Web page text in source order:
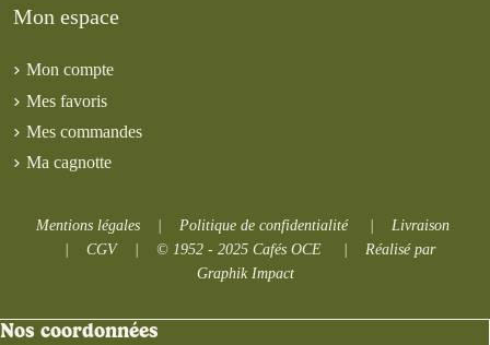
Mon espace
Mon compte
Mes favoris
Mes commandes
Ma cagnotte
Mentions légales Politique de confidentialité| Livraison
CGV| © 1952 - 2025 Cafés OCE| Réalisé par
Graphik Impact
Nos coordonnées